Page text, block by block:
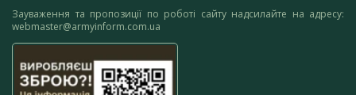
Зауваження та пропозиції по роботі сайту надсилайте на адресу:
webmaster@armyinform.com.ua